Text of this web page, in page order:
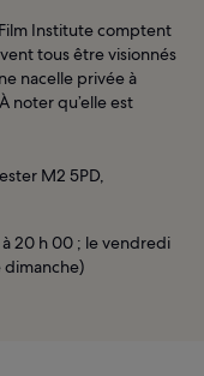
Institute comptent
tous être visionnés
nacelle privée à
noter qu’elle est
M2 5PD,
20 h 00 ; le vendredi
dimanche)